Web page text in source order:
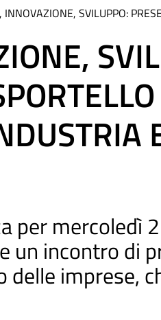
INNOVAZIONE, SVILUPPO:
per mercoledì
un incontro di
imprese,